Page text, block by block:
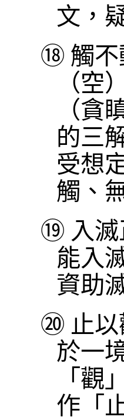
文，
⑱ 觸
（空
（貪
的三
受想
觸、
⑲ 入
能入
資助
⑳ 止
於一
「觀
作「